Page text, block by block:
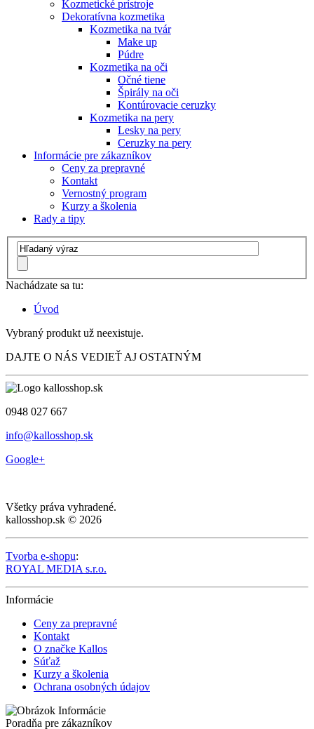
Kozmetické prístroje
Dekoratívna kozmetika
Kozmetika na tvár
Make up
Púdre
Kozmetika na oči
Očné tiene
Špirály na oči
Kontúrovacie ceruzky
Kozmetika na pery
Lesky na pery
Ceruzky na pery
Informácie pre zákazníkov
Ceny za prepravné
Kontakt
Vernostný program
Kurzy a školenia
Rady a tipy
Nachádzate sa tu:
Úvod
Vybraný produkt už neexistuje.
DAJTE O NÁS VEDIEŤ AJ OSTATNÝM
0948 027 667
info@kallosshop.sk
Google+
Všetky práva vyhradené.
kallosshop.sk © 2026
Tvorba e-shopu:
ROYAL MEDIA s.r.o.
Informácie
Ceny za prepravné
Kontakt
O značke Kallos
Súťaž
Kurzy a školenia
Ochrana osobných údajov
Poradňa pre zákazníkov